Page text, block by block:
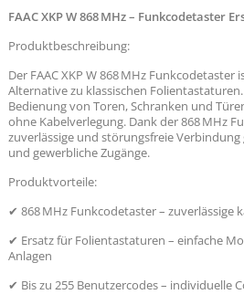
FAAC XKP W 868 MHz – Funkcodetaster
Produktbeschreibung:
Der FAAC XKP W 868 MHz
Alternative zu klassischen
Bedienung von Toren, Schranken und
ohne Kabelverlegung. Dank der 868 MHz
zuverlässige und störungsfreie
und gewerbliche Zugänge.
Produktvorteile:
✔ 868 MHz Funkcodetaster – zuverlässige
✔ Ersatz für Folientastaturen – einfache
Anlagen
✔ Bis zu 255 Benutzercodes – individuelle